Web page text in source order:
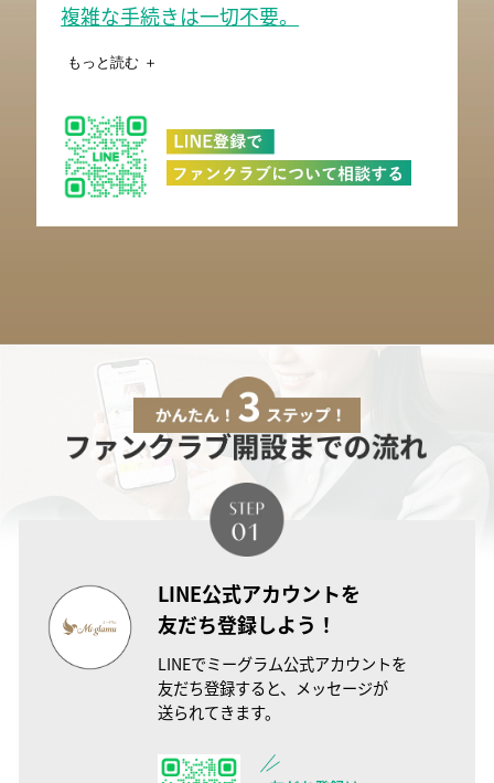
複雑な手続きは一切不要。
もっと読む ＋
LINE公式アカウントを
友だち登録しよう！
LINEでミーグラム公式アカウントを
友だち登録すると、メッセージが
送られてきます。